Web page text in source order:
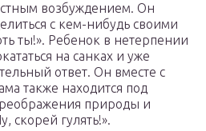
возбуждением. Он
с кем-нибудь своими
ты!». Ребенок в нетерпении
на санках и уже
ответ. Он вместе с
также находится под
природы и
скорей гулять!».